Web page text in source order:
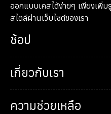
ออกแบบเคสได้ง่ายๆ เพียงเพิ่
สไตล์ผ่านเว็บไซต์ของเรา
ช้อป
เกี่ยวกับเรา
ความช่วยเหลือ